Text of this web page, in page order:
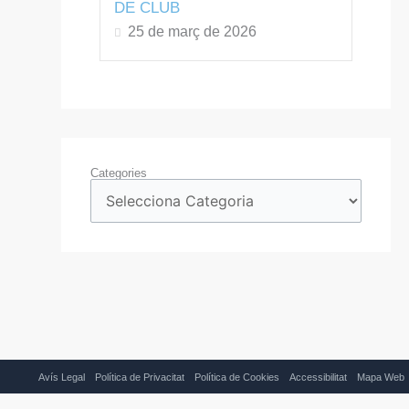
DE CLUB
25 de març de 2026
Categories
Avís Legal Política de Privacitat Política de Cookies Accessibilitat Mapa Web